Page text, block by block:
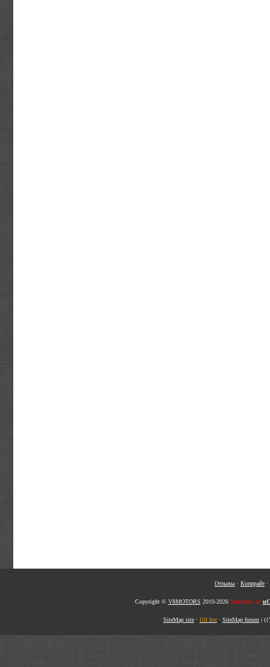
Отзывы · Копирайт·
Copyright © V8MOTORS 2010-2026 Хостинг от
SiteMap site · Url list · SiteMap forum |